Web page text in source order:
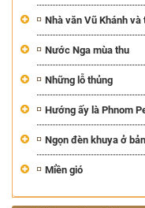
Nhà văn Vũ Khánh và
Nước Nga mùa thu
Những lỗ thủng
Hướng ấy là Phnom
Ngọn đèn khuya ở
Miền gió